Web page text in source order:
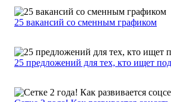
25 вакансий со сменным графиком
25 предложений для тех, кто ищет